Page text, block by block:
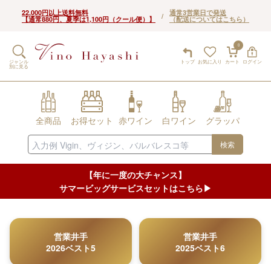
22,000円以上送料無料
【通常880円、夏季は1,100円（クール便）】 / 通常3営業日で発送
（配送についてはこちら）
トップ お気に入り
0
カート ログイン
ジャンル
別に見る
全商品 お得セット 赤ワイン 白ワイン グラッパ
検索
【年に一度の大チャンス】
サマービッグサービスセットはこちら▶︎
営業井手
2026ベスト5
営業井手
2025ベスト6